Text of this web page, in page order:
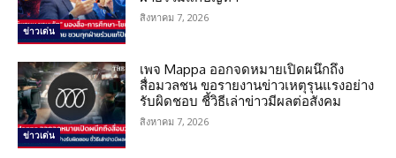
ข่าวเด่น
สิงหาคม 7, 2026
ข่าวเด่น
เพจ Mappa ออกจดหมายเปิดผนึกถึง
สื่อมวลชน ขอรายงานข่าวเหตุรุนแรงอย่าง
รับผิดชอบ ชี้วิธีเล่าข่าวมีผลต่อสังคม
สิงหาคม 7, 2026